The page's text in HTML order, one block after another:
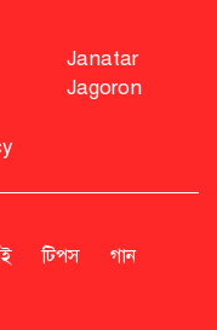
Janatar
Jagoron
টিপস
গান